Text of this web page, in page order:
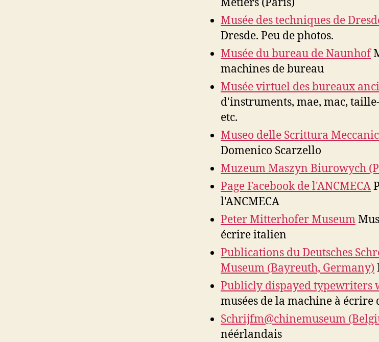
Métiers (Paris)
Musée des techniques de
Dresde. Peu de photos.
Musée du bureau de Naunhof
machines de bureau
Musée virtuel des bureaux
d'instruments, mae, mac,
etc.
Museo delle Scrittura
Domenico Scarzello
Muzeum Maszyn Biurowych
Page Facebook de l'ANCMECA
l'ANCMECA
Peter Mitterhofer Museum
écrire italien
Publications du Deutsches
Museum (Bayreuth, Germany)
Publicly dispayed typewriters
musées de la machine à écrire
Schrijfm@chinemuseum
néérlandais